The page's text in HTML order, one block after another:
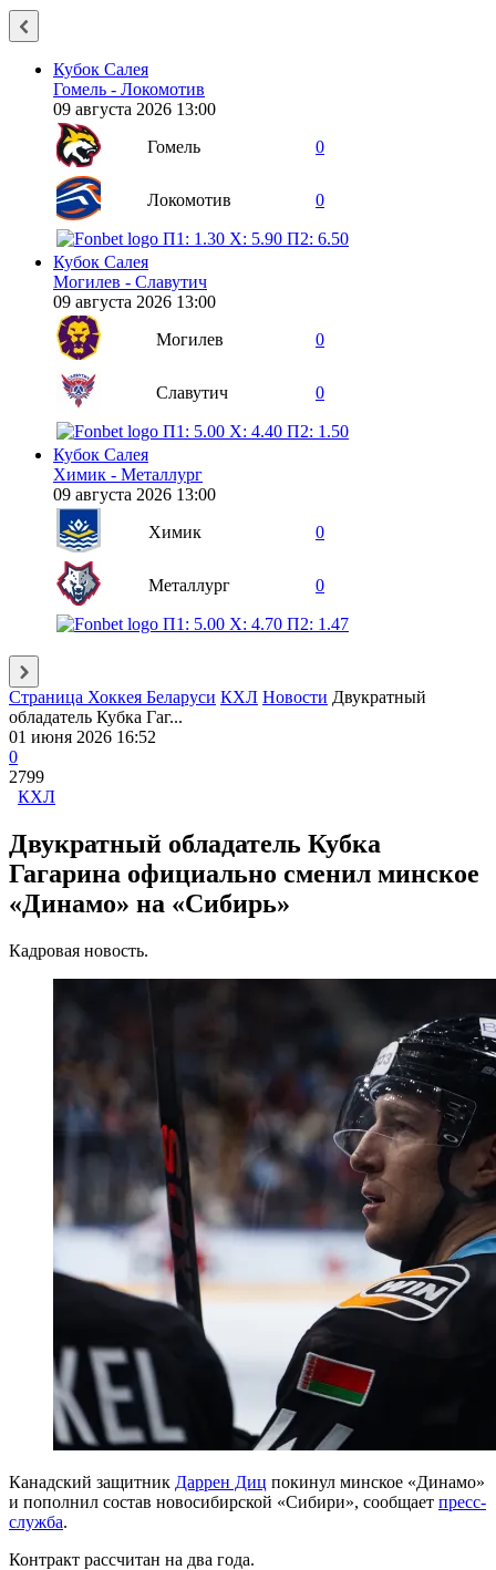
Кубок Салея
Гомель - Локомотив
09 августа 2026 13:00
Гомель
0
Локомотив 0
П1: 1.30 X: 5.90 П2: 6.50
Кубок Салея
Могилев - Славутич
09 августа 2026 13:00
Могилев
0
Славутич 0
П1: 5.00 X: 4.40 П2: 1.50
Кубок Салея
Химик - Металлург
09 августа 2026 13:00
Химик
0
Металлург 0
П1: 5.00 X: 4.70 П2: 1.47
Страница Хоккея Беларуси КХЛ Новости Двукратный
обладатель Кубка Гаг...
01 июня 2026 16:52
0
2799
КХЛ
Двукратный обладатель Кубка
Гагарина официально сменил минское
«Динамо» на «Сибирь»
Кадровая новость.
Канадский защитник Даррен Диц покинул минское «Динамо»
и пополнил состав новосибирской «Сибири», сообщает пресс-
служба.
Контракт рассчитан на два года.